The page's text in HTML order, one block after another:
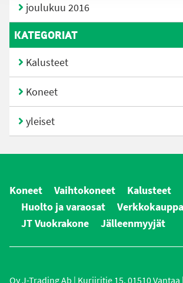
joulukuu 2016
KATEGORIAT
Kalusteet
Koneet
yleiset
Koneet Vaihtokoneet
Kalusteet
Huolto ja varaosat
Verkkokauppa
JT Vuokrakone
Jälleenmyyjät
Oy J-Trading Ab | Kuriiritie 15, 01510 Vantaa